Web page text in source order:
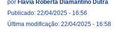
por Flávia Roberta Diamantino Dutra
Publicado: 22/04/2025 - 16:56
Última modificação: 22/04/2025 - 16:58